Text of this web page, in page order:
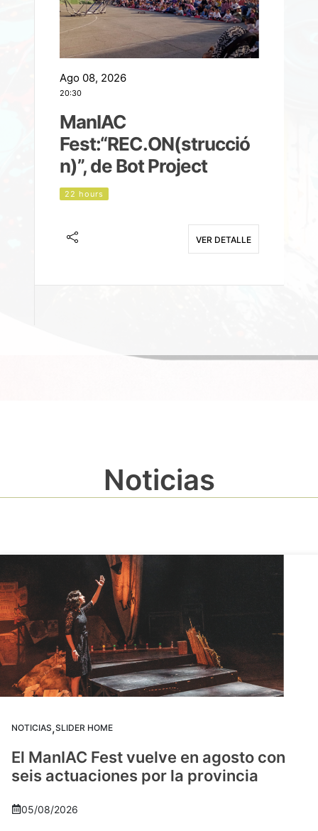
Ago 08, 2026
20:30
ManIAC
Fest:“REC.ON(strucció
n)”, de Bot Project
22 hours
VER DETALLE
Noticias
NOTICIAS,SLIDER HOME
El ManIAC Fest vuelve en agosto con
seis actuaciones por la provincia
05/08/2026